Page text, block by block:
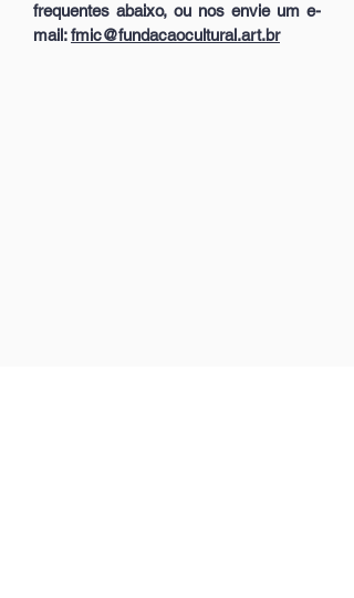
frequentes abaixo, ou nos envie um e-
mail:fmic@fundacaocultural.art.br